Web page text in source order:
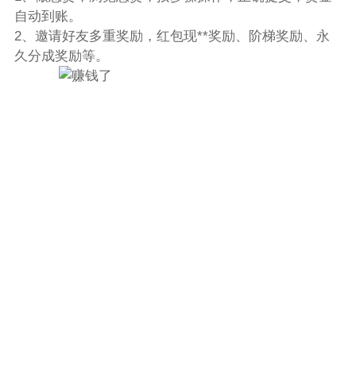
自动到账。
2、邀请好友多重奖励，红包现**奖励、阶梯奖励、永
久分成奖励等。